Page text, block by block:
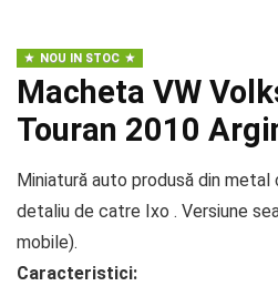
NOU IN STOC
Macheta VW
Touran 2010
Miniatură auto produsă din metal
detaliu de catre Ixo . Versiune
mobile).
Caracteristici: